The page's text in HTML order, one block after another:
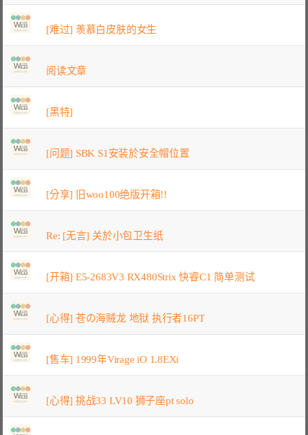
[难过] 羡慕白皮肤的女生
阅读文章
[黑特]
[问题] SBK S1安装於安全帽位置
[分享] 旧woo100绝版开箱!!
Re: [无言] 关於小包卫生纸
[开箱] E5-2683V3 RX480Strix 快睿C1 简单测试
[心得] 苍の海贼龙 地狱 执行者16PT
[售车] 1999年Virage iO 1.8EXi
[心得] 挑战33 LV10 狮子座pt solo